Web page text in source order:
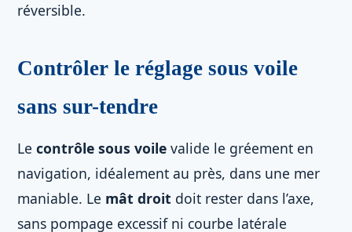
réversible.
Contrôler le réglage sous voile
sans sur-tendre
Le contrôle sous voile valide le gréement en
navigation, idéalement au près, dans une mer
maniable. Le mât droit doit rester dans l’axe,
sans pompage excessif ni courbe latérale